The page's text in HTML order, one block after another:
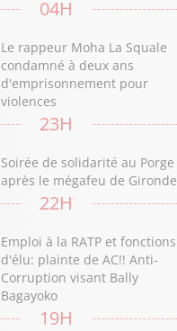
04H
Le rappeur Moha La Squale
condamné à deux ans
d'emprisonnement pour
violences
23H
Soirée de solidarité au Porge
après le mégafeu de Gironde
22H
Emploi à la RATP et fonctions
d'élu: plainte de AC!! Anti-
Corruption visant Bally
Bagayoko
19H